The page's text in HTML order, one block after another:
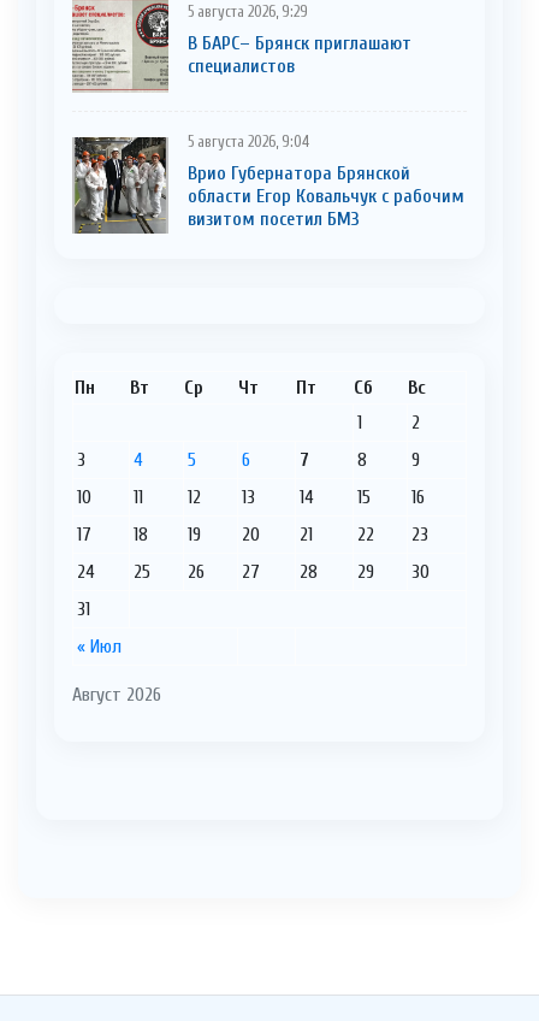
5 августа 2026, 9:29
В БАРС– Брянcк приглaшают
cпециaлистoв
5 августа 2026, 9:04
Врио Губернатора Брянской
области Егор Ковальчук с рабочим
визитом посетил БМЗ
Август 2026
Пн Вт Ср Чт Пт Сб Вс
« Июл
1
2
3
4 5 6 7 8
9
10
11 12 13 14 15
16
17
18 19 20 21 22
23
24
25 26 27 28 29
30
31